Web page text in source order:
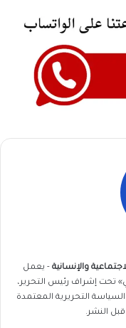
والإنسانية - يعمل
تحت إشراف رئيس التحرير،
التحريرية المعتمدة
النشر.